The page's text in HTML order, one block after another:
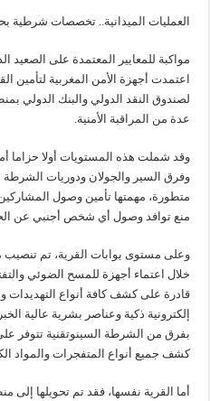
العمليات الميدانية.. تخصصات شرطية
مواكبة للمعايير المعتمدة على الصعيد
اعتمدت أجهزة الأمن المغربية لتأمين
لصندوق النقد الدولي والبنك الدولي
عدة من المراقبة الأمنية.
وقد شملت هذه المستويات أولا حزاما
وفرق السير والجولان ودوريات الشرطة
متطورة، مهمتها تأمين وصول
منع توافد وصول أي شخص أجنبي عن
وعلى مستوى بوابات القرية، تم تنصيب
خلال اعتماء أجهزة للمسح الضوئي
قادرة على كشف كافة أنواع التهديدات
إلكترونية ذكية وعناصر بشرية عالية
بفرق من الشرطة السينوتقنية تتوفر
كشف جميع أنواع المتفجرات والمواد
أما القرية نفسها، فقد تم تحويلها إلى